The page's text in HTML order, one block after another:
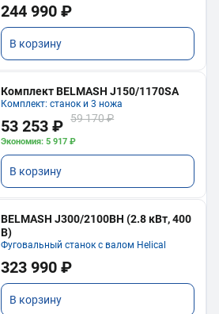
244 990 ₽
В корзину
Комплект BELMASH J150/1170SA
Комплект: станок и 3 ножа
53 253 ₽ 59 170 ₽
Экономия: 5 917 ₽
В корзину
BELMASH J300/2100ВH (2.8 кВт, 400
В)
Фуговальный станок с валом Helical
323 990 ₽
В корзину